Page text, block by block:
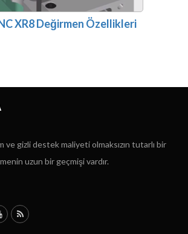
XR8 Değirmen Özellikleri
ve gizli destek maliyeti olmaksızın tutarlı bir
uzun bir geçmişi vardır.